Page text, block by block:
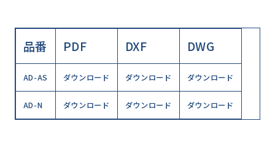
品番 PDF DXF DWG
AD-AS ダウンロード ダウンロード ダウンロード
AD-N ダウンロード ダウンロード ダウンロード